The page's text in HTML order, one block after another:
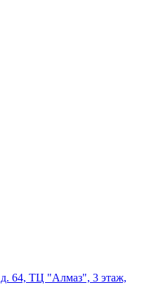
64, ТЦ "Алмаз", 3 этаж,